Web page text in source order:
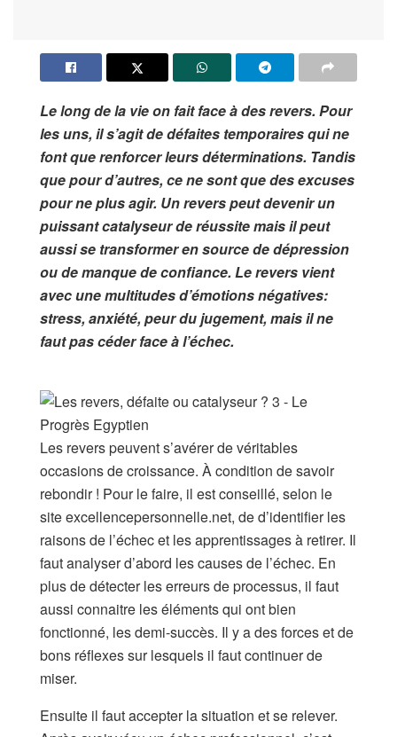
Le long de la vie on fait face à des revers. Pour
les uns, il s’agit de défaites temporaires qui ne
font que renforcer leurs déterminations. Tandis
que pour d’autres, ce ne sont que des excuses
pour ne plus agir. Un revers peut devenir un
puissant catalyseur de réussite mais il peut
aussi se transformer en source de dépression
ou de manque de confiance. Le revers vient
avec une multitudes d’émotions négatives:
stress, anxiété, peur du jugement, mais il ne
faut pas céder face à l’échec.
Les revers peuvent s’avérer de véritables
occasions de croissance. À condition de savoir
rebondir ! Pour le faire, il est conseillé, selon le
site excellencepersonnelle.net, de d’identifier les
raisons de l’échec et les apprentissages à retirer. Il
faut analyser d’abord les causes de l’échec. En
plus de détecter les erreurs de processus, il faut
aussi connaitre les éléments qui ont bien
fonctionné, les demi-succès. Il y a des forces et de
bons réflexes sur lesquels il faut continuer de
miser.
Ensuite il faut accepter la situation et se relever.